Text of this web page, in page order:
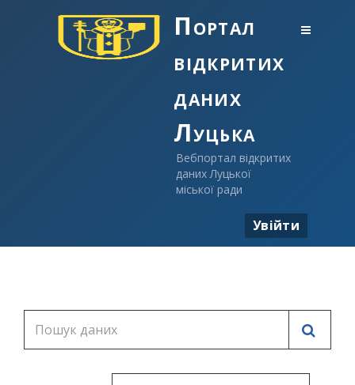
Портал
відкритих
даних
Луцька
Вебпортал відкритих
даних Луцької
міської ради
Увійти